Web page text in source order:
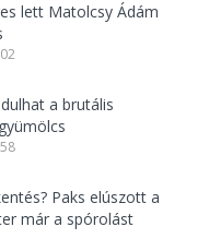
lett Matolcsy Ádám
a brutális
Paks elúszott a
már a spórolást